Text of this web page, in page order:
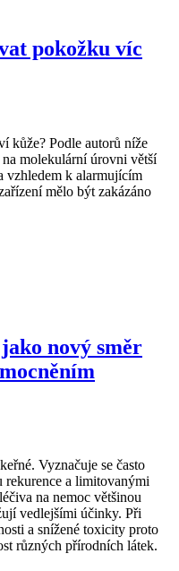
pokožku víc
kůže? Podle autorů níže
molekulární úrovni větší
vzhledem k alarmujícím
mělo být zakázáno
nový směr
Vyznačuje se často
rekurence a limitovanými
na nemoc většinou
vedlejšími účinky. Při
a snížené toxicity proto
různých přírodních látek.